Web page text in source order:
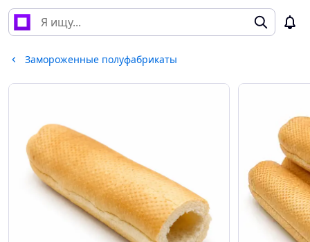
Замороженные полуфабрикаты